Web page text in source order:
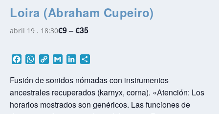
Loira (Abraham Cupeiro)
abril 19 . 18:30€9 – €35
F
c
e
b
o
W
a
t
s
A
C
p
y
L
i
G
a
i
l
L
n
k
e
d
m
p
a
r
Fusión de sonidos nómadas con instrumentos
ancestrales recuperados (karnyx, corna). «Atención: Los
horarios mostrados son genéricos. Las funciones de